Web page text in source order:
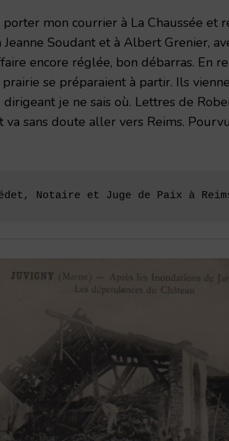
mon courrier à La Chaussée et
Jeanne Soudant et à Albert Grenier,
encore réglée, bon débarras. En
se préparaient à partir. Ils
je ne sais où. Lettres de
va sans doute aller vers Reims.
Notaire et Juge de Paix à